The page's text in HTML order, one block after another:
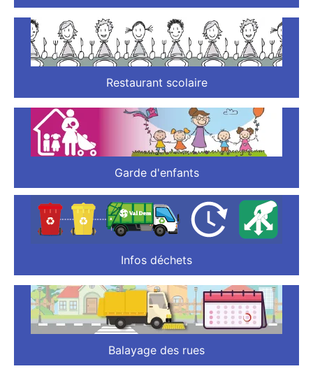
Restaurant scolaire
Garde d'enfants
Infos déchets
Balayage des rues